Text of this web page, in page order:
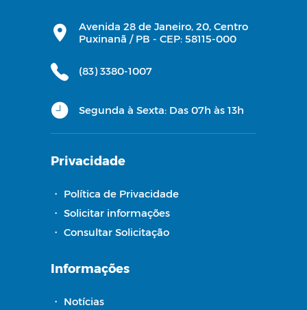
Avenida 28 de Janeiro, 20, Centro
Puxinanã / PB - CEP: 58115-000
(83) 3380-1007
Segunda à Sexta: Das 07h às 13h
Privacidade
・ Política de Privacidade
・ Solicitar informações
・ Consultar Solicitação
Informações
・ Notícias